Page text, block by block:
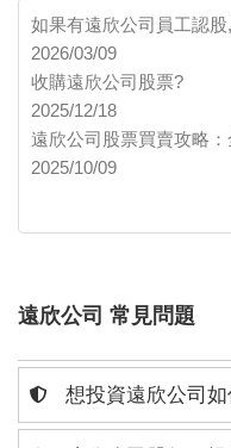
如果有遠欣公司員工認
2026/03/09
收購遠欣公司股票?
2025/12/18
遠欣公司股票買賣攻略
2025/10/09
遠欣公司 常見問題
想投資遠欣公司